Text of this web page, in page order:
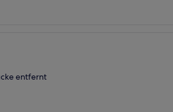
entfernt